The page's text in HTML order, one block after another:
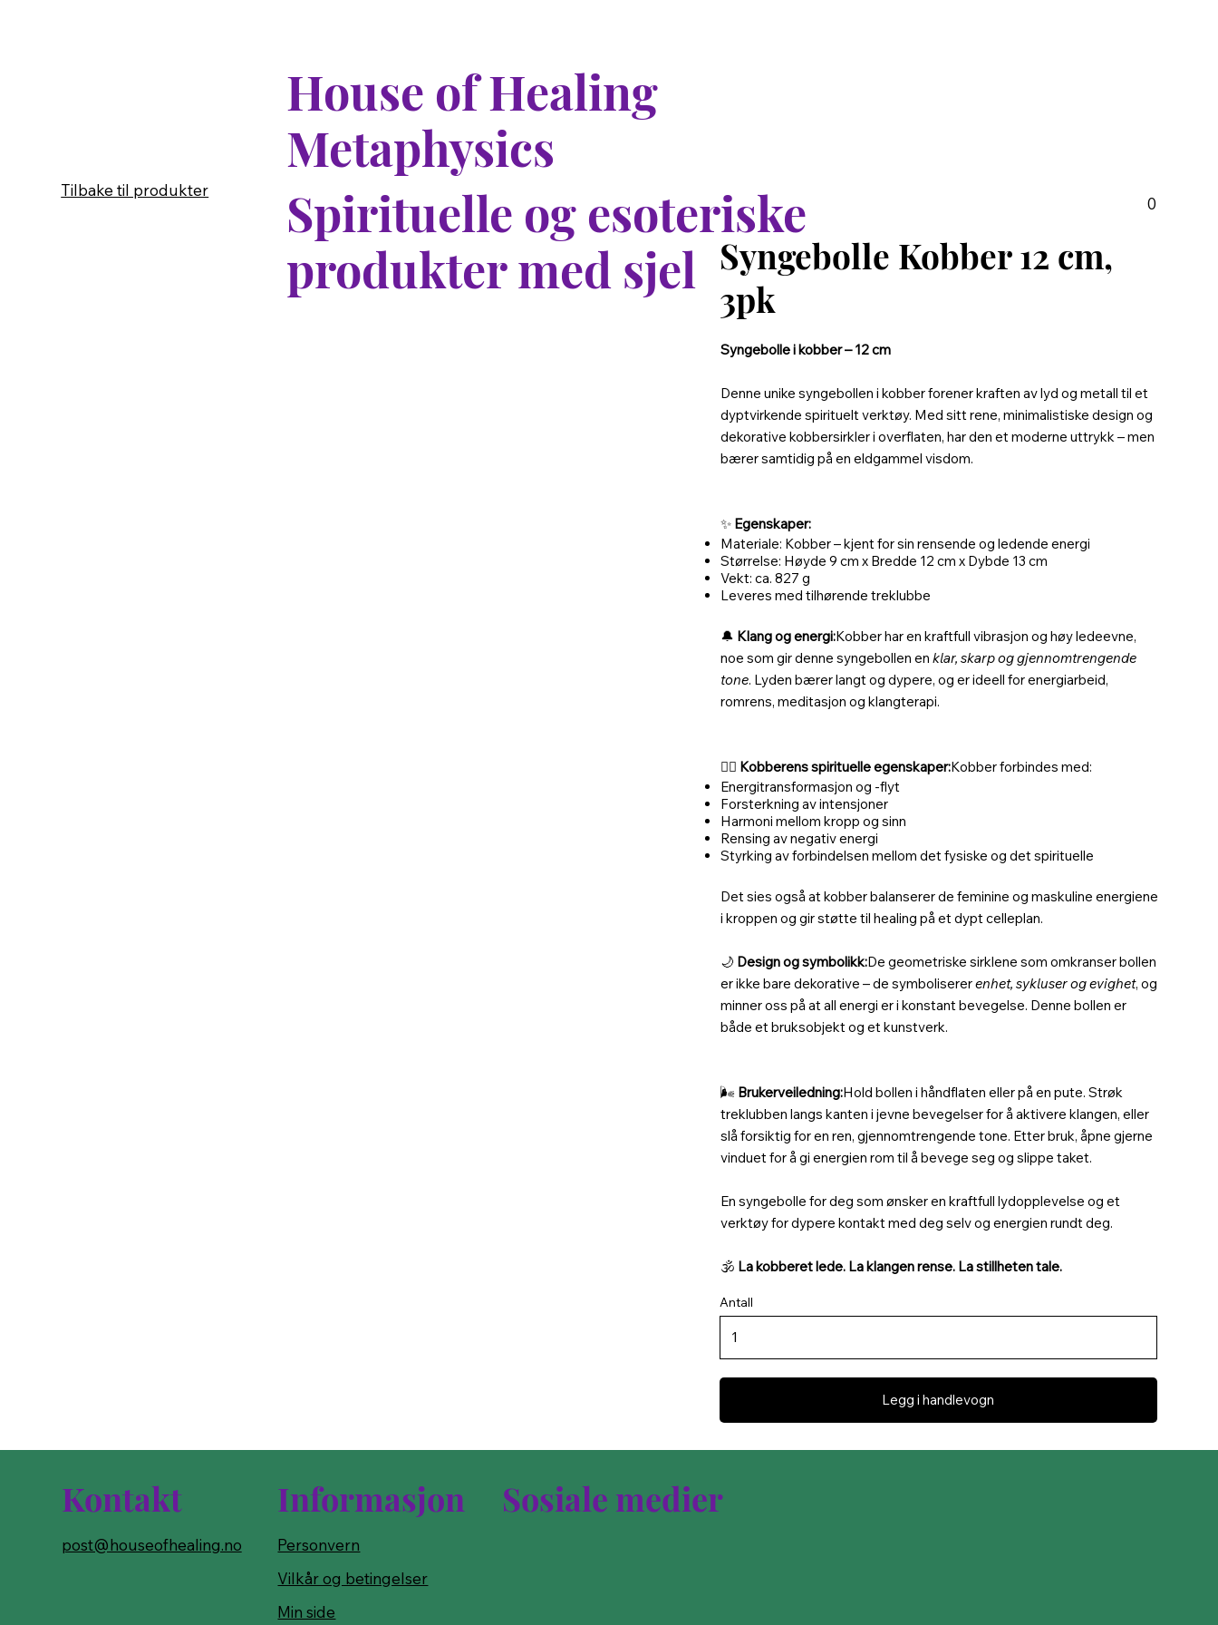
House of Healing
Metaphysics
Spirituelle og esoteriske
produkter med sjel
Tilbake til produkter
0
Syngebolle Kobber 12 cm,
3pk
Syngebolle i kobber – 12 cm
Denne unike syngebollen i kobber forener kraften av lyd og metall til et
dyptvirkende spirituelt verktøy. Med sitt rene, minimalistiske design og
dekorative kobbersirkler i overflaten, har den et moderne uttrykk – men
bærer samtidig på en eldgammel visdom.
✨ Egenskaper:
Materiale: Kobber – kjent for sin rensende og ledende energi
Størrelse: Høyde 9 cm x Bredde 12 cm x Dybde 13 cm
Vekt: ca. 827 g
Leveres med tilhørende treklubbe
🔔 Klang og energi:Kobber har en kraftfull vibrasjon og høy ledeevne,
noe som gir denne syngebollen enklar, skarp og gjennomtrengende
tone. Lyden bærer langt og dypere, og er ideell for energiarbeid,
romrens, meditasjon og klangterapi.
🧘‍♀️ Kobberens spirituelle egenskaper:Kobber forbindes med:
Energitransformasjon og -flyt
Forsterkning av intensjoner
Harmoni mellom kropp og sinn
Rensing av negativ energi
Styrking av forbindelsen mellom det fysiske og det spirituelle
Det sies også at kobber balanserer de feminine og maskuline energiene
i kroppen og gir støtte til healing på et dypt celleplan.
🌙 Design og symbolikk:De geometriske sirklene som omkranser bollen
er ikke bare dekorative – de symbolisererenhet, sykluser og evighet, og
minner oss på at all energi er i konstant bevegelse. Denne bollen er
både et bruksobjekt og et kunstverk.
🌬️ Brukerveiledning:Hold bollen i håndflaten eller på en pute. Strøk
treklubben langs kanten i jevne bevegelser for å aktivere klangen, eller
slå forsiktig for en ren, gjennomtrengende tone. Etter bruk, åpne gjerne
vinduet for å gi energien rom til å bevege seg og slippe taket.
En syngebolle for deg som ønsker en kraftfull lydopplevelse og et
verktøy for dypere kontakt med deg selv og energien rundt deg.
🕉️ La kobberet lede. La klangen rense. La stillheten tale.
Antall
Legg i handlevogn
Kontakt
post@houseofhealing.no
Informasjon
Personvern
Vilkår og betingelser
Min side
Sosiale medier